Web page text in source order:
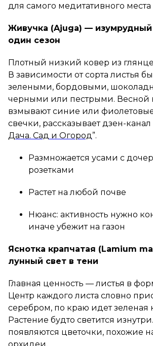
для самого медитативного места
Живучка (Ajuga) — изумрудный
один сезон
Плотный низкий ковер из
В зависимости от сорта листья
зелеными, бордовыми,
черными или пестрыми. Весной
взмывают синие или
свечки, рассказывает дзен-канал
Дача. Сад и Огород ”.
Размножается усами с
розетками
Растет на любой почве
Нюанс: активность нужно
иначе убежит на газон
Яснотка крапчатая (Lamium
лунный свет в тени
Главная ценность — листья в
Центр каждого листа словно
серебром, по краю идет зеленая
Растение будто светится
появляются цветочки, похожие
орхидеи.